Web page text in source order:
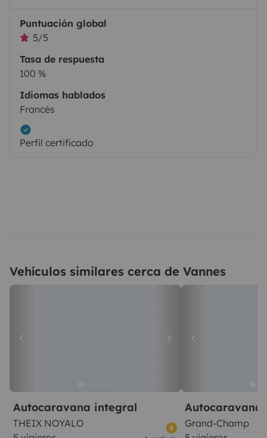
Puntuación global
5/5
Tasa de respuesta
100 %
Idiomas hablados
Francés
Perfil certificado
Vehículos similares cerca de Vannes
Autocaravana integral
THEIX NOYALO
Autocaravana
Grand-Champ